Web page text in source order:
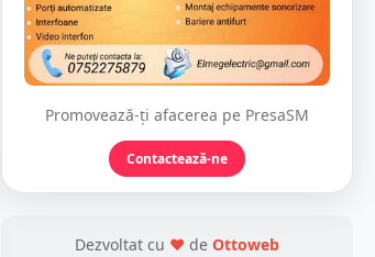
Promovează-ți afacerea pe PresaSM
Contactează-ne
Dezvoltat cu ❤ de Ottoweb